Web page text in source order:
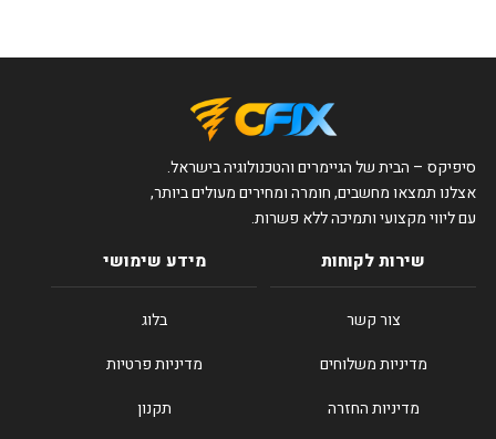
סיפיקס – הבית של הגיימרים והטכנולוגיה בישראל.
אצלנו תמצאו מחשבים, חומרה ומחירים מעולים ביותר,
עם ליווי מקצועי ותמיכה ללא פשרות.
שירות לקוחות
צור קשר
מדיניות משלוחים
מדיניות החזרה
מידע שימושי
בלוג
מדיניות פרטיות
תקנון